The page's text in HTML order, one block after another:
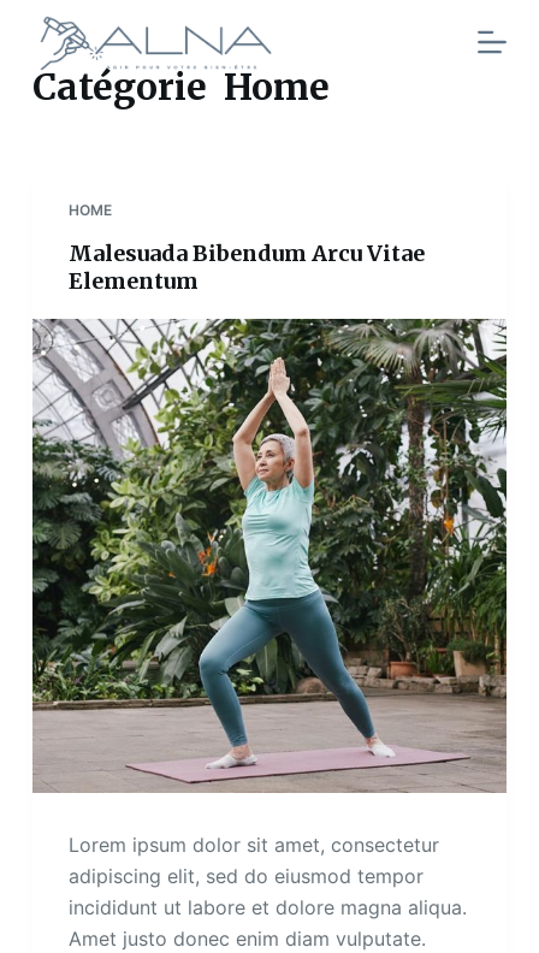
n
n
u
Catégorie Home
HOME
Malesuada Bibendum Arcu Vitae
Elementum
Lorem ipsum dolor sit amet, consectetur
adipiscing elit, sed do eiusmod tempor
incididunt ut labore et dolore magna aliqua.
Amet justo donec enim diam vulputate.